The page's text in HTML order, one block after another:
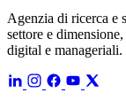
Agenzia di ricerca e
settore e
digital e manageriali.